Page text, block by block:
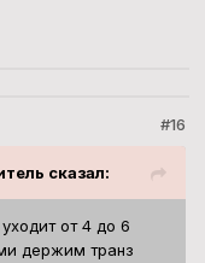
#16
сказал:
от 4 до 6
держим транз